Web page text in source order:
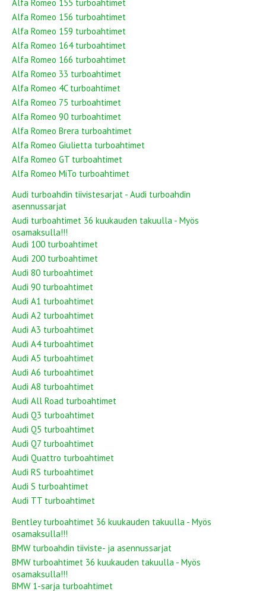
Alfa Romeo 155 turboahtimet
Alfa Romeo 156 turboahtimet
Alfa Romeo 159 turboahtimet
Alfa Romeo 164 turboahtimet
Alfa Romeo 166 turboahtimet
Alfa Romeo 33 turboahtimet
Alfa Romeo 4C turboahtimet
Alfa Romeo 75 turboahtimet
Alfa Romeo 90 turboahtimet
Alfa Romeo Brera turboahtimet
Alfa Romeo Giulietta turboahtimet
Alfa Romeo GT turboahtimet
Alfa Romeo MiTo turboahtimet
Audi turboahdin tiivistesarjat - Audi turboahdin
asennussarjat
Audi turboahtimet 36 kuukauden takuulla - Myös
osamaksulla!!!
Audi 100 turboahtimet
Audi 200 turboahtimet
Audi 80 turboahtimet
Audi 90 turboahtimet
Audi A1 turboahtimet
Audi A2 turboahtimet
Audi A3 turboahtimet
Audi A4 turboahtimet
Audi A5 turboahtimet
Audi A6 turboahtimet
Audi A8 turboahtimet
Audi All Road turboahtimet
Audi Q3 turboahtimet
Audi Q5 turboahtimet
Audi Q7 turboahtimet
Audi Quattro turboahtimet
Audi RS turboahtimet
Audi S turboahtimet
Audi TT turboahtimet
Bentley turboahtimet 36 kuukauden takuulla - Myös
osamaksulla!!!
BMW turboahdin tiiviste- ja asennussarjat
BMW turboahtimet 36 kuukauden takuulla - Myös
osamaksulla!!!
BMW 1-sarja turboahtimet